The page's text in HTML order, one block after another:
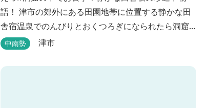
語！ 津市の郊外にある田園地帯に位置する静かな田
舎宿温泉でのんびりとおくつろぎになられたら洞窟
を利用したお座敷で、伊勢湾の海の幸や松阪肉を山
後の天然空調、お客様を不思議な空間にご案内！ ご
中南勢 津市